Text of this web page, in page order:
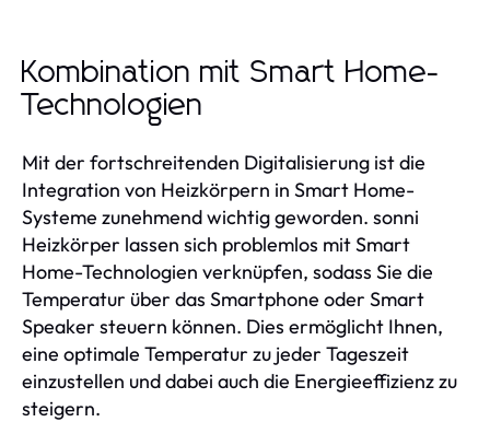
Kombination mit Smart Home-
Technologien
Mit der fortschreitenden Digitalisierung ist die
Integration von Heizkörpern in Smart Home-
Systeme zunehmend wichtig geworden. sonni
Heizkörper lassen sich problemlos mit Smart
Home-Technologien verknüpfen, sodass Sie die
Temperatur über das Smartphone oder Smart
Speaker steuern können. Dies ermöglicht Ihnen,
eine optimale Temperatur zu jeder Tageszeit
einzustellen und dabei auch die Energieeffizienz zu
steigern.